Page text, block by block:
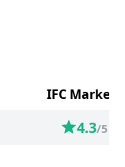
IFC Markets
4.3/5